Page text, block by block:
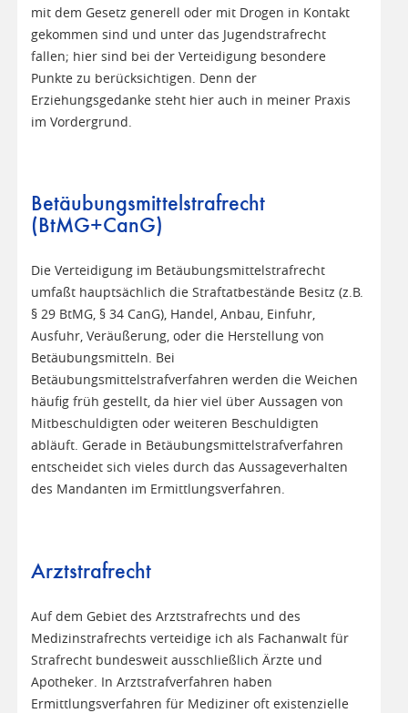
mit dem Gesetz generell oder mit Drogen in Kontakt
gekommen sind und unter das Jugendstrafrecht
fallen; hier sind bei der Verteidigung besondere
Punkte zu berücksichtigen. Denn der
Erziehungsgedanke steht hier auch in meiner Praxis
im Vordergrund.
Betäubungsmittelstrafrecht
(BtMG+CanG)
Die Verteidigung im Betäubungsmittelstrafrecht
umfaßt hauptsächlich die Straftatbestände Besitz (z.B.
§ 29 BtMG, § 34 CanG), Handel, Anbau, Einfuhr,
Ausfuhr, Veräußerung, oder die Herstellung von
Betäubungsmitteln. Bei
Betäubungsmittelstrafverfahren werden die Weichen
häufig früh gestellt, da hier viel über Aussagen von
Mitbeschuldigten oder weiteren Beschuldigten
abläuft. Gerade in Betäubungsmittelstrafverfahren
entscheidet sich vieles durch das Aussageverhalten
des Mandanten im Ermittlungsverfahren.
Arztstrafrecht
Auf dem Gebiet des Arztstrafrechts und des
Medizinstrafrechts verteidige ich als Fachanwalt für
Strafrecht bundesweit ausschließlich Ärzte und
Apotheker. In Arztstrafverfahren haben
Ermittlungsverfahren für Mediziner oft existenzielle